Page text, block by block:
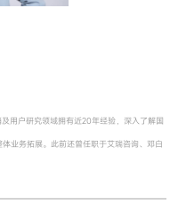
用户研究领域拥有近20年经验，深入了解国
业务拓展。此前还曾任职于艾瑞咨询、邓白